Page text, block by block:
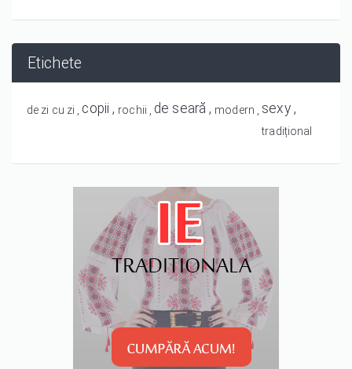
Etichete
de zi cu zi copii rochii de seară modern sexy
tradițional